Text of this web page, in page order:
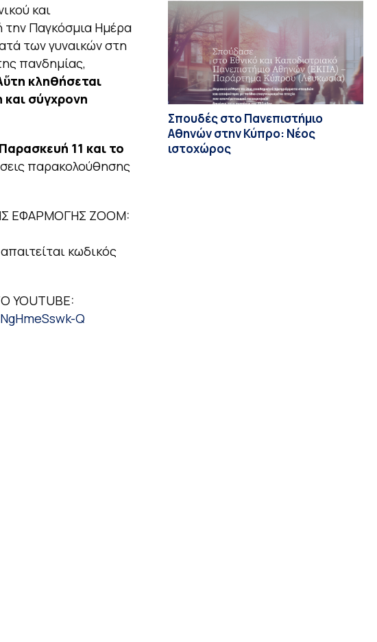
και
Παγκόσμια Ημέρα
των γυναικών στη
πανδημίας,
κληθήσεται
και σύγχρονη
Παρασκευή 11 και το
παρακολούθησης
ΕΦΑΡΜΟΓΗΣ ZOOM:
κωδικός
YOUTUBE:
Q
Σπουδές στο Πανεπιστήμιο
Αθηνών στην Κύπρο: Νέος
ιστοχώρος